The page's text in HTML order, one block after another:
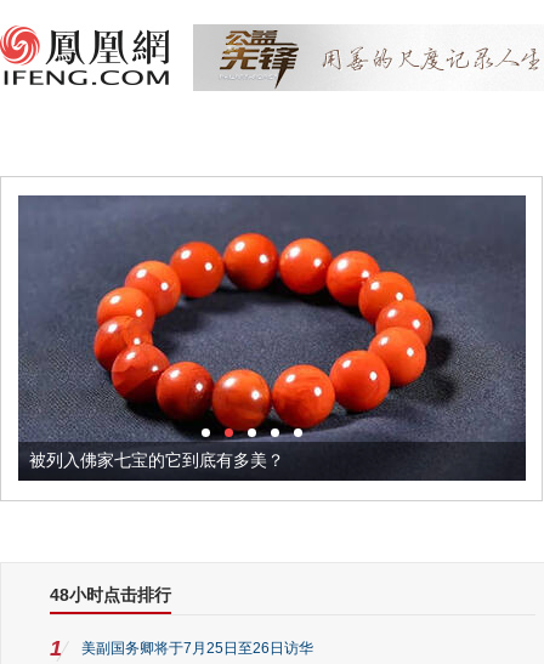
被列入佛家七宝的它到底有多美？
48小时点击排行
1 美副国务卿将于7月25日至26日访华